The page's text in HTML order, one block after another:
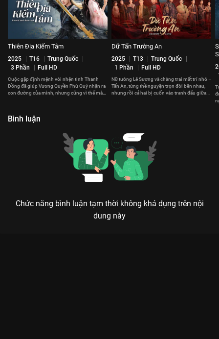
Thiên Địa Kiếm Tâm
2025 T16
Trung Quốc
3 Phần
Full HD
Cuộc gặp định mệnh với nhện tinh Thanh
Đồng đã giúp Vương Quyền Phú Quý nhận ra
con đường của mình, nhưng cũng vì thế mà
Dữ Tấn Trường An
2025 T13
Trung Quốc
1 Phần
Full HD
Nữ tướng Lê Sương và chàng trai mất trí nhớ –
Tấn An, từng thề nguyện trọn đời bên nhau,
nhưng rồi cả hai bị cuốn vào tranh đấu giữa
Bình luận
Chức năng bình luận tạm thời không khả dụng trên nội
dung này